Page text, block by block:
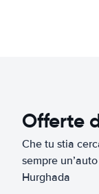
Offerte
Che tu stia
sempre
Hurghada